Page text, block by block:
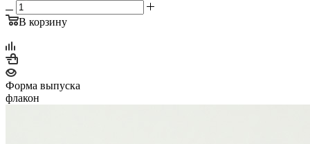
В корзину
Форма выпуска
флакон